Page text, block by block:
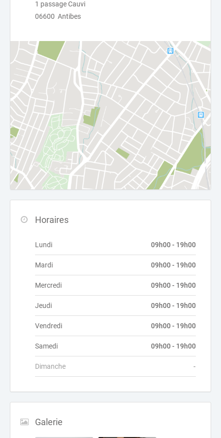
1 passage Cauvi
06600 Antibes
Horaires
Lundi 09h00 - 19h00
Mardi 09h00 - 19h00
Mercredi 09h00 - 19h00
Jeudi 09h00 - 19h00
Vendredi 09h00 - 19h00
Samedi 09h00 - 19h00
Dimanche -
Galerie